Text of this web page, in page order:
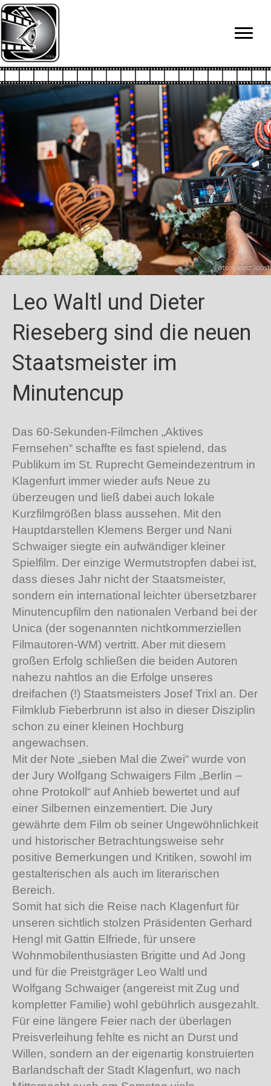
Leo Waltl und Dieter
Rieseberg sind die neuen
Staatsmeister im
Minutencup
Das 60-Sekunden-Filmchen „Aktives
Fernsehen“ schaffte es fast spielend, das
Publikum im St. Ruprecht Gemeindezentrum in
Klagenfurt immer wieder aufs Neue zu
überzeugen und ließ dabei auch lokale
Kurzfilmgrößen blass aussehen. Mit den
Hauptdarstellen Klemens Berger und Nani
Schwaiger siegte ein aufwändiger kleiner
Spielfilm. Der einzige Wermutstropfen dabei ist,
dass dieses Jahr nicht der Staatsmeister,
sondern ein international leichter übersetzbarer
Minutencupfilm den nationalen Verband bei der
Unica (der sogenannten nichtkommerziellen
Filmautoren-WM) vertritt. Aber mit diesem
großen Erfolg schließen die beiden Autoren
nahezu nahtlos an die Erfolge unseres
dreifachen (!) Staatsmeisters Josef Trixl an. Der
Filmklub Fieberbrunn ist also in dieser Disziplin
schon zu einer kleinen Hochburg
angewachsen.
Mit der Note „sieben Mal die Zwei“ wurde von
der Jury Wolfgang Schwaigers Film „Berlin –
ohne Protokoll“ auf Anhieb bewertet und auf
einer Silbernen einzementiert. Die Jury
gewährte dem Film ob seiner Ungewöhnlichkeit
und historischer Betrachtungsweise sehr
positive Bemerkungen und Kritiken, sowohl im
gestalterischen als auch im literarischen
Bereich.
Somit hat sich die Reise nach Klagenfurt für
unseren sichtlich stolzen Präsidenten Gerhard
Hengl mit Gattin Elfriede, für unsere
Wohnmobilenthusiasten Brigitte und Ad Jong
und für die Preistgräger Leo Waltl und
Wolfgang Schwaiger (angereist mit Zug und
kompletter Familie) wohl gebührlich ausgezahlt.
Für eine längere Feier nach der überlagen
Preisverleihung fehlte es nicht an Durst und
Willen, sondern an der eigenartig konstruierten
Barlandschaft der Stadt Klagenfurt, wo nach